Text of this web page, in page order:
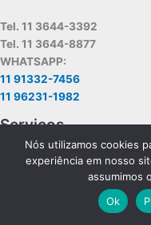
Tel. 11 3644-3392
Tel. 11 3644-8877
WHATSAPP:
11 91332-7456
11 96231-1982
Serviços
Assistência Electrolux
Assistência Electrolux
Assistência Electrolux Jaçanã
Assistência Electrolux Vila
Nós utilizamos cookies
experiência em nosso
assumimos
Ok